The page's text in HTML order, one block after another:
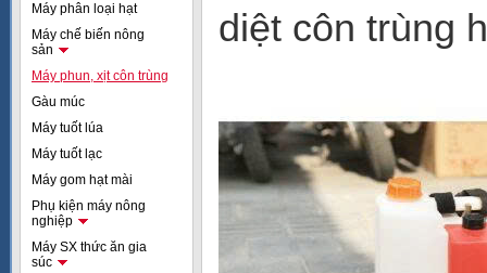
Máy phân loại hạt
Máy chế biến nông
sản
Máy phun, xịt côn trùng
Gàu múc
Máy tuốt lúa
Máy tuốt lạc
Máy gom hạt mài
Phụ kiện máy nông
nghiệp
Máy SX thức ăn gia
súc
diệt côn trùng